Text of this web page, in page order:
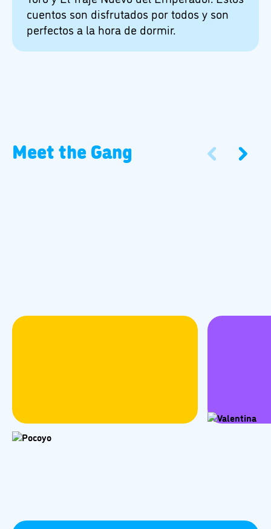
cuentos son disfrutados por todos y son
perfectos a la hora de dormir.
Meet the Gang